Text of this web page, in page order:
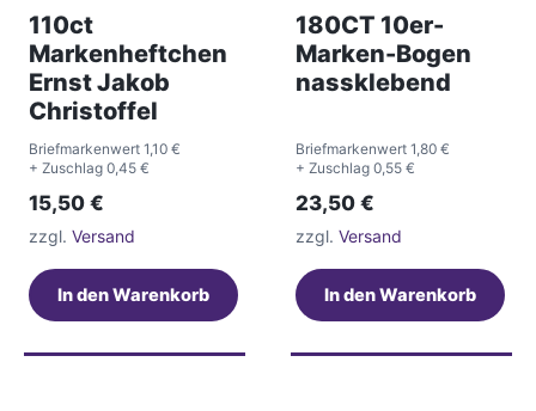
110ct
Markenheftchen
Ernst Jakob
Christoffel
Briefmarkenwert 1,10 €
+ Zuschlag 0,45 €
15,50 €
zzgl. Versand
In den Warenkorb
180CT 10er-
Marken-Bogen
nassklebend
Briefmarkenwert 1,80 €
+ Zuschlag 0,55 €
23,50 €
zzgl. Versand
In den Warenkorb